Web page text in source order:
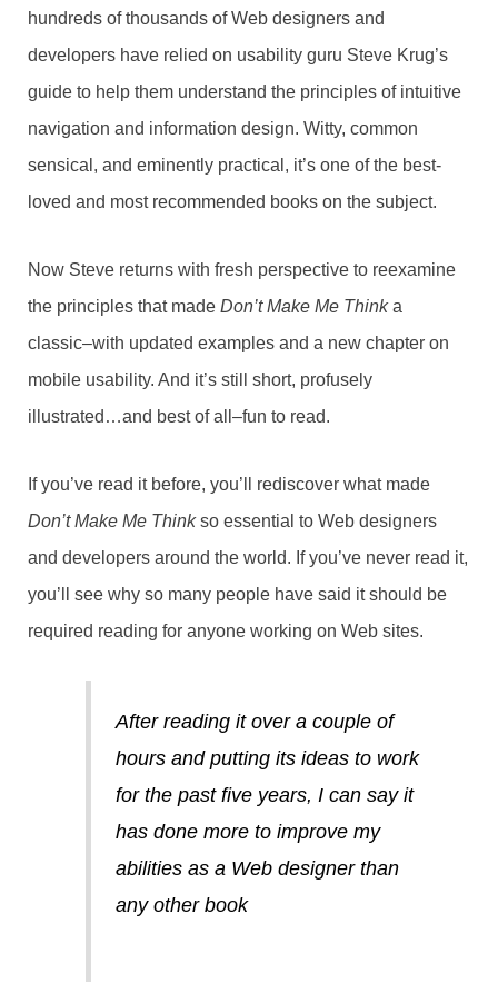
hundreds of thousands of Web designers and
developers have relied on usability guru Steve Krug’s
guide to help them understand the principles of intuitive
navigation and information design. Witty, common
sensical, and eminently practical, it’s one of the best-
loved and most recommended books on the subject.
Now Steve returns with fresh perspective to reexamine
the principles that madeDon’t Make Me Thinka
classic–with updated examples and a new chapter on
mobile usability. And it’s still short, profusely
illustrated…and best of all–fun to read.
If you’ve read it before, you’ll rediscover what made
Don’t Make Me Thinkso essential to Web designers
and developers around the world. If you’ve never read it,
you’ll see why so many people have said it should be
required reading for anyone working on Web sites.
After reading it over a couple of
hours and putting its ideas to work
for the past five years, I can say it
has done more to improve my
abilities as a Web designer than
any other book